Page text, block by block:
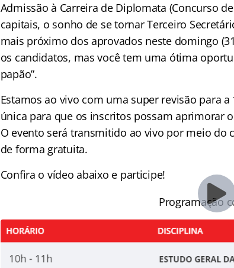
Admissão à Carreira de Diplomata (Concurso
capitais, o sonho de se tornar Terceiro
mais próximo dos aprovados neste domingo
os candidatos, mas você tem uma ótima
papão”.
Estamos ao vivo com uma super revisão para
única para que os inscritos possam aprimorar
O evento será transmitido ao vivo por meio do
de forma gratuita.
Confira o vídeo abaixo e participe!
Programação